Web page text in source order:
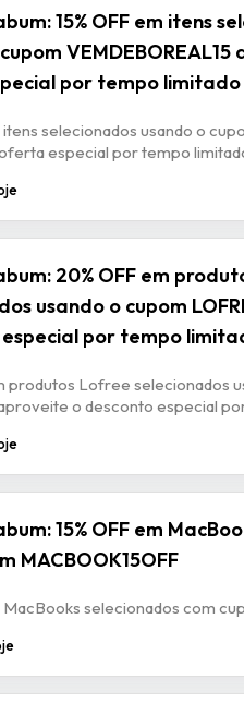
15% OFF em itens
por tempo limitado
itens selecionados usando o
especial por tempo
20% OFF em
usando o cupom
por tempo
produtos Lofree selecionados
o desconto especial
15% OFF em
MACBOOK15OFF
MacBooks selecionados com